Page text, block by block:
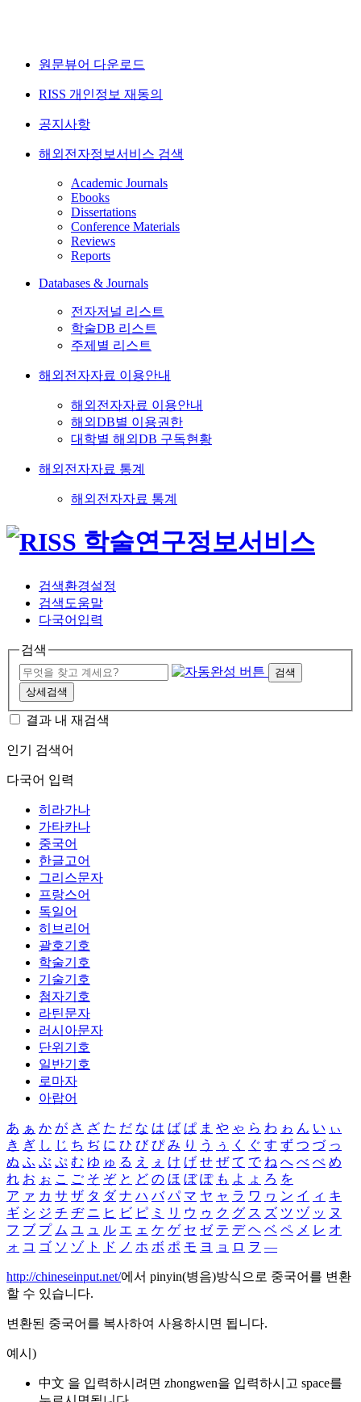
원문뷰어 다운로드
RISS 개인정보 재동의
공지사항
해외전자정보서비스 검색
Academic Journals
Ebooks
Dissertations
Conference Materials
Reviews
Reports
Databases & Journals
전자저널 리스트
학술DB 리스트
주제별 리스트
해외전자자료 이용안내
해외전자자료 이용안내
해외DB별 이용권한
대학별 해외DB 구독현황
해외전자자료 통계
해외전자자료 통계
검색환경설정
검색도움말
다국어입력
검색
검색
상세검색
결과 내 재검색
인기 검색어
다국어 입력
히라가나
가타카나
중국어
한글고어
그리스문자
프랑스어
독일어
히브리어
괄호기호
학술기호
기술기호
첨자기호
라틴문자
러시아문자
단위기호
일반기호
로마자
아랍어
あ ぁ か が さ ざ た だ な は ば ぱ ま や ゃ ら わ ゎ ん い ぃ
き ぎ し じ ち ぢ に ひ び ぴ み り う ぅ く ぐ す ず つ づ っ
ぬ ふ ぶ ぷ む ゆ ゅ る え ぇ け げ せ ぜ て で ね へ べ ぺ め
れ お ぉ こ ご そ ぞ と ど の ほ ぼ ぽ も よ ょ ろ を
ア ァ カ サ ザ タ ダ ナ ハ バ パ マ ヤ ャ ラ ワ ヮ ン イ ィ キ
ギ シ ジ チ ヂ ニ ヒ ビ ピ ミ リ ウ ゥ ク グ ス ズ ツ ヅ ッ ヌ
フ ブ プ ム ユ ュ ル エ ェ ケ ゲ セ ゼ テ デ ヘ ベ ペ メ レ オ
ォ コ ゴ ソ ゾ ト ド ノ ホ ボ ポ モ ヨ ョ ロ ヲ ―
http://chineseinput.net/에서 pinyin(병음)방식으로 중국어를 변환
할 수 있습니다.
변환된 중국어를 복사하여 사용하시면 됩니다.
예시)
中文 을 입력하시려면 zhongwen을 입력하시고 space를